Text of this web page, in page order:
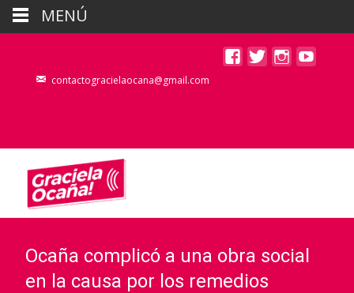
contactogracielaocana@gmail.com
Ocaña complicó a una obra social
en la causa por los remedios
MENÚ